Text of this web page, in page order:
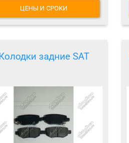
ЦЕНЫ И СРОКИ
задние SAT